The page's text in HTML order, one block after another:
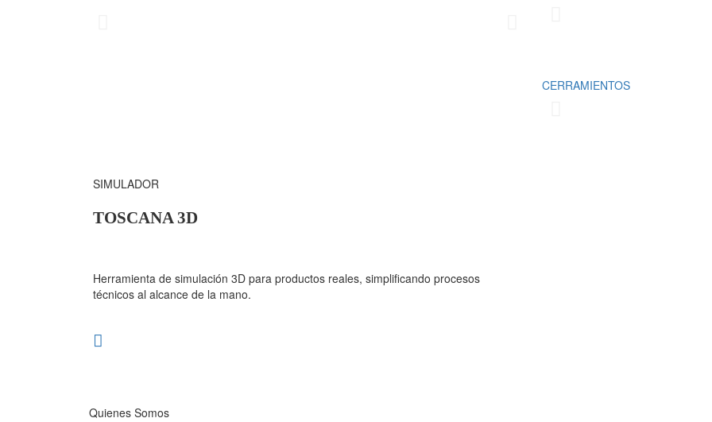
CERRAMIENTOS
SIMULADOR
TOSCANA 3D
Herramienta de simulación 3D para productos reales, simplificando procesos
técnicos al alcance de la mano.
Quienes Somos